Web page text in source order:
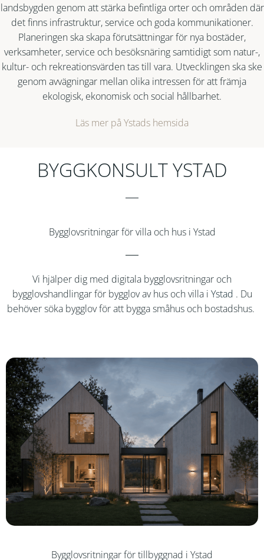
landsbygden genom att stärka befintliga orter och områden där
det finns infrastruktur, service och goda kommunikationer.
Planeringen ska skapa förutsättningar för nya bostäder,
verksamheter, service och besöksnäring samtidigt som natur-,
kultur- och rekreationsvärden tas till vara. Utvecklingen ska ske
genom avvägningar mellan olika intressen för att främja
ekologisk, ekonomisk och social hållbarhet.
Läs mer på Ystads hemsida
BYGGKONSULT YSTAD
Bygglovsritningar för villa och hus i Ystad
Vi hjälper dig med digitala bygglovsritningar och
bygglovshandlingar för bygglov av hus och villa i Ystad . Du
behöver söka bygglov för att bygga småhus och bostadshus.
Bygglovsritningar för tillbyggnad i Ystad